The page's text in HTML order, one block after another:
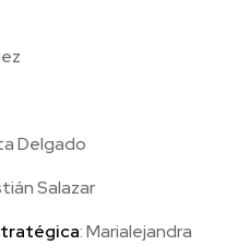
Delgado
Salazar
: Marialejandra